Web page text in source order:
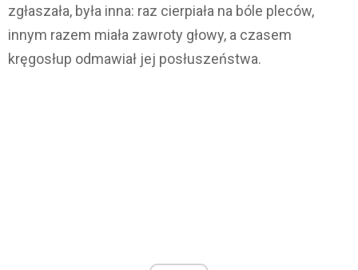
zgłaszała, była inna: raz cierpiała na bóle pleców,
innym razem miała zawroty głowy, a czasem
kręgosłup odmawiał jej posłuszeństwa.